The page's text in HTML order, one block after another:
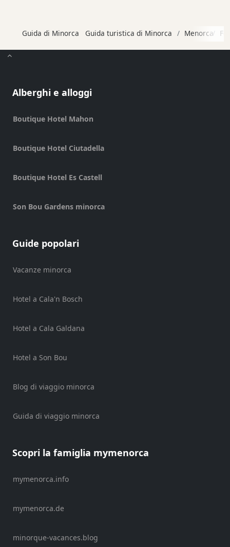
Terrazas
Beach
Shopping
Trasferimento
Noleggio
Standup
hire
Noleggio
barche
barche
Esperienze
mobilità
Venue
Shows
Events
Guida di Minorca Guida turistica di Minorca Menorca
Alberghi e alloggi
Boutique Hotel Mahon
Boutique Hotel Ciutadella
Boutique Hotel Es Castell
Son Bou Gardens minorca
Guide popolari
Vacanze minorca
Hotel a Cala'n Bosch
Hotel a Cala Galdana
Hotel a Son Bou
Blog di viaggio minorca
Guida di viaggio minorca
Scopri la famiglia mymenorca
mymenorca.info
mymenorca.de
minorque-vacances.blog